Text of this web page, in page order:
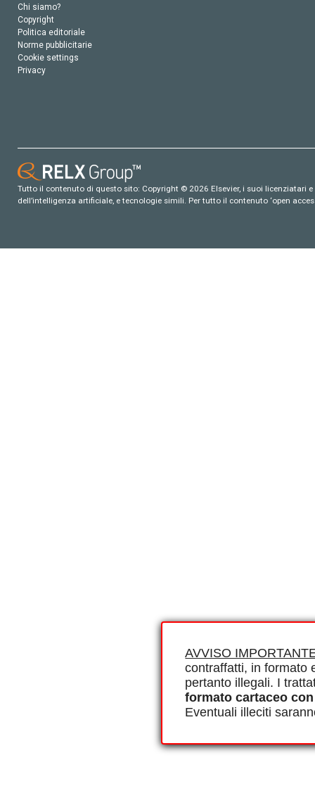
AVVISO
contraffatti, in formato
pertanto illegali. I
formato cartaceo
Eventuali illeciti
Chi siamo?
Copyright
Politica editoriale
Norme pubblicitarie
Cookie settings
Privacy
Tutto il contenuto di questo sito: Copyright © 2026 Elsevier, i suoi
dell’intelligenza artificiale, e tecnologie simili. Per tutto il contenuto ‘open